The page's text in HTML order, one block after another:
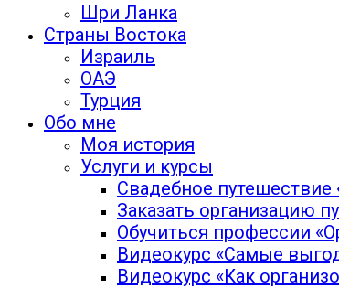
Шри Ланка
Страны Востока
Израиль
ОАЭ
Турция
Обо мне
Моя история
Услуги и курсы
Свадебное путешествие
Заказать организацию
Обучиться профессии
Видеокурс «Самые
Видеокурс «Как